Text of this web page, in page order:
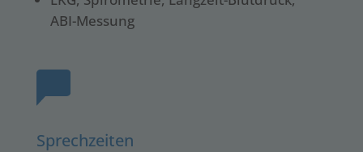
ABI-Messung
Sprechzeiten